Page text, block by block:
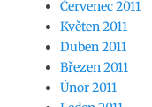
Červenec 2011
Květen 2011
Duben 2011
Březen 2011
Únor 2011